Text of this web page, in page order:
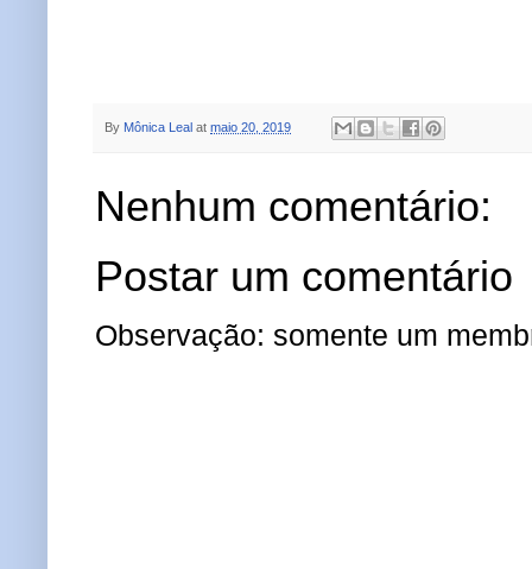
By Mônica Leal at maio 20, 2019
Nenhum comentário:
Postar um comentário
Observação: somente um